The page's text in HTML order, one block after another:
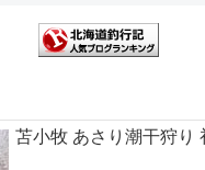
苫小牧 あさり潮干狩り